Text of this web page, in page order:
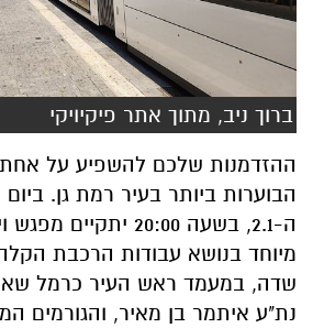
ברוך ניב, מתוך אתר פיקיויקי
ההזדמנות שלכם להשפיע על אחת
הבוערות ביותר בעיר רמת גן.
ה-2.1, בשעה 20:00
מיוחד בנושא עבודות הרכבת
שדה, במעמד ראש העיר כרמל
נת"ע איתמר בן מאיר, והגורמים